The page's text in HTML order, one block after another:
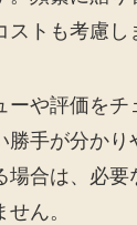
ストも考慮し
ーや評価をチ
勝手が分かり
場合は、必要
ん。